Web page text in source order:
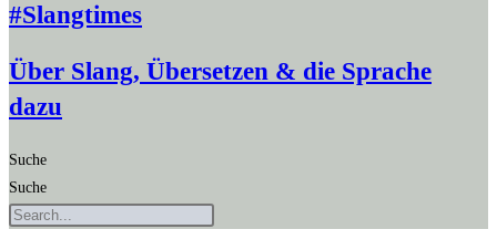
#Slangtimes
Über Slang, Übersetzen & die Sprache
dazu
Suche
Suche